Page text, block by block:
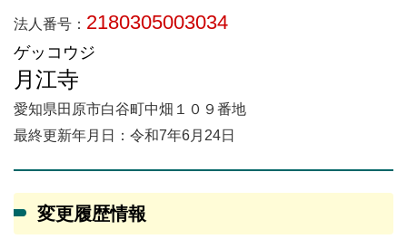
法人番号： 2180305003034
ゲッコウジ
月江寺
愛知県田原市白谷町中畑１０９番地
最終更新年月日：令和7年6月24日
変更履歴情報